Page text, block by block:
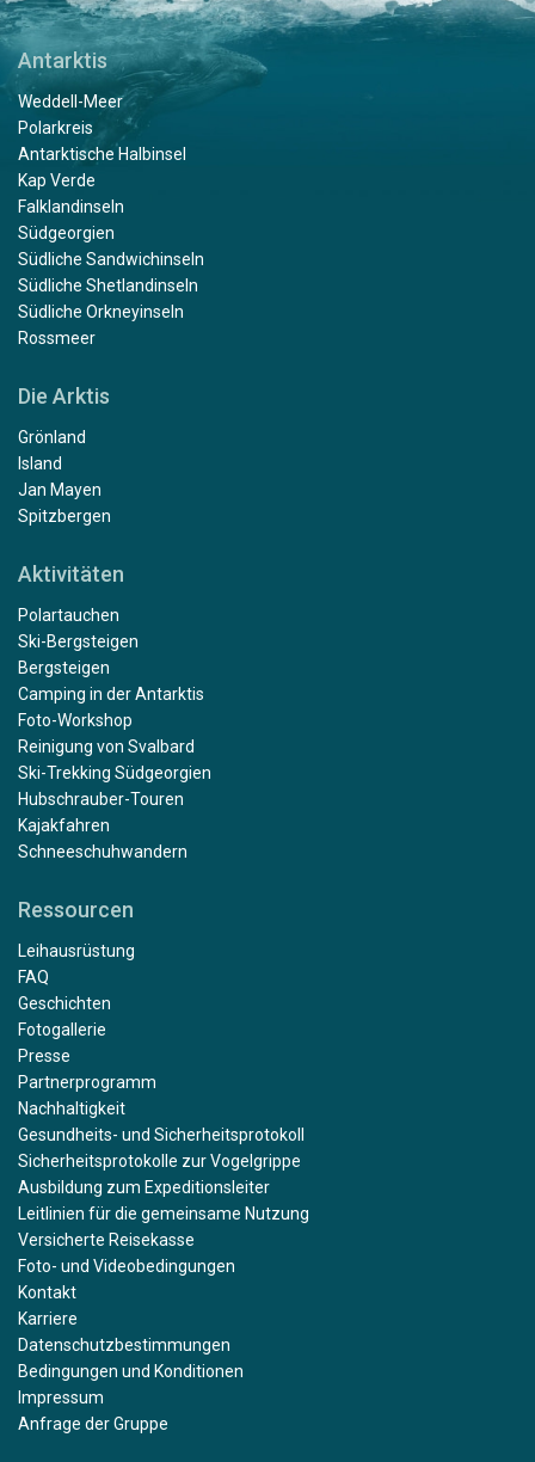
Antarktis
Weddell-Meer
Polarkreis
Antarktische Halbinsel
Kap Verde
Falklandinseln
Südgeorgien
Südliche Sandwichinseln
Südliche Shetlandinseln
Südliche Orkneyinseln
Rossmeer
Die Arktis
Grönland
Island
Jan Mayen
Spitzbergen
Aktivitäten
Polartauchen
Ski-Bergsteigen
Bergsteigen
Camping in der Antarktis
Foto-Workshop
Reinigung von Svalbard
Ski-Trekking Südgeorgien
Hubschrauber-Touren
Kajakfahren
Schneeschuhwandern
Ressourcen
Leihausrüstung
FAQ
Geschichten
Fotogallerie
Presse
Partnerprogramm
Nachhaltigkeit
Gesundheits- und Sicherheitsprotokoll
Sicherheitsprotokolle zur Vogelgrippe
Ausbildung zum Expeditionsleiter
Leitlinien für die gemeinsame Nutzung
Versicherte Reisekasse
Foto- und Videobedingungen
Kontakt
Karriere
Datenschutzbestimmungen
Bedingungen und Konditionen
Impressum
Anfrage der Gruppe